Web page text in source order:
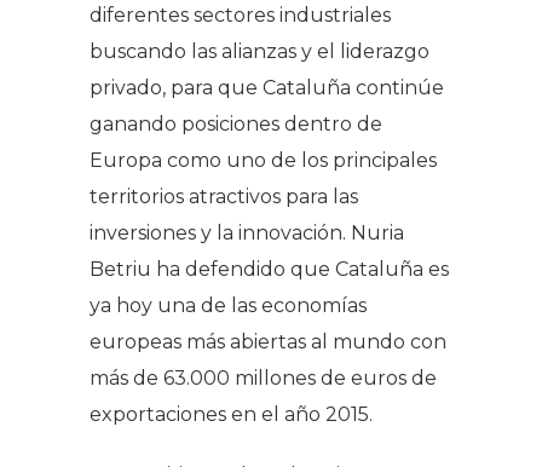
diferentes sectores industriales
buscando las alianzas y el liderazgo
privado, para que Cataluña continúe
ganando posiciones dentro de
Europa como uno de los principales
territorios atractivos para las
inversiones y la innovación. Nuria
Betriu ha defendido que Cataluña es
ya hoy una de las economías
europeas más abiertas al mundo con
más de 63.000 millones de euros de
exportaciones en el año 2015.